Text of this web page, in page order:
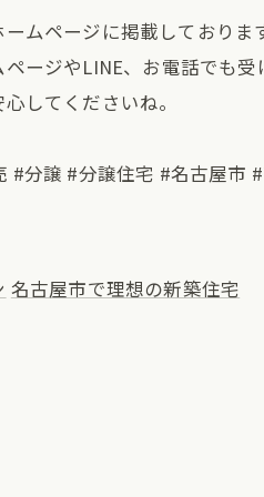
ムページに掲載しております
ージやLINE、お電話でも受
してくださいね。⁡
#分譲 #分譲住宅 #名古屋市
名古屋市で理想の新築住宅